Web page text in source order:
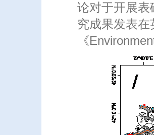
论对于开展表
究成果发表
《